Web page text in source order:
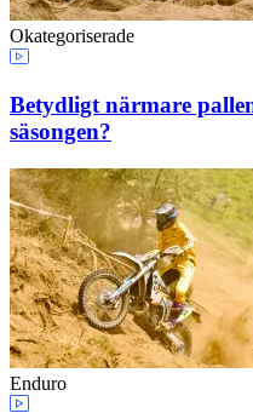
Okategoriserade
Betydligt närmare
säsongen?
Enduro